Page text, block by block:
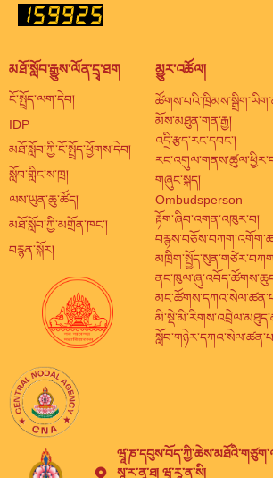
མཐོ་སློབ་རྒྱུས་ལོན་དྲྭ་ཐག
ངོ་སྤྲོད་ལག་དེབ།
IDP
མཐོ་སློབ་ཀྱི་ངོ་སྤྲོད་ཕྱོགས་དེབ།
སློབ་གླིང་ས་ཁྲ།
ལས་ཡུན་ཆུ་ཚོད།
མཐོ་སློབ་ཀྱི་མགྲོན་ཁང་།
བརྙན་སྐོར།
མྱུར་འཚོལ།
མོས་མཐུན་གན་རྒྱ།
འདྲི་རྩད་རང་དབང་།
གཞུང་སྐད།
Ombudsperson
རྟོག་ཞིབ་འགན་འཁུར་བ།
སཱ་ར་ནཱ་ཐ། ཝཱ་རཱ་ན་སི།